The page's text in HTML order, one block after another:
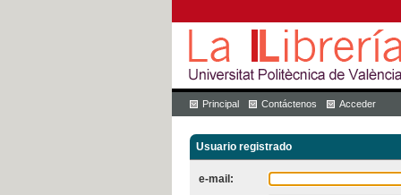
Principal Contáctenos Acceder
Usuario registrado
e-mail: